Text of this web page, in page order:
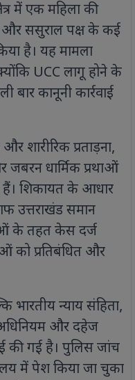
में एक महिला की
ससुराल पक्ष के कई
है। यह मामला
UCC लागू होने के
बार कानूनी कार्रवाई
शारीरिक प्रताड़ना,
धार्मिक प्रथाओं
शिकायत के आधार
उत्तराखंड समान
के तहत केस दर्ज
को प्रतिबंधित और
भारतीय न्याय संहिता,
और दहेज
की गई है। पुलिस जांच
में पेश किया जा चुका